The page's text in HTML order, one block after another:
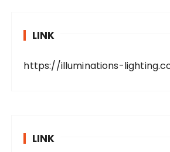
LINK
https://illuminations-
LINK